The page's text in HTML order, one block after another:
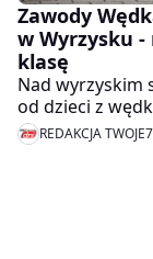
Zawody
w Wyrzysku -
klasę
Nad wyrzyskim
od dzieci z
Polski Związek
Zawody
REDAKCJA